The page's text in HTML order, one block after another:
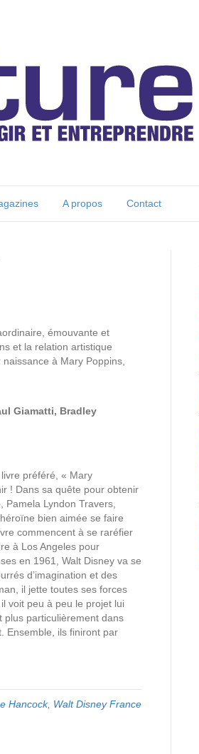
A propos Contact
émouvante et
et la relation artistique
à Mary Poppins,
Giamatti, Bradley
préféré, « Mary
! Dans sa quête pour obtenir
Pamela Lyndon Travers,
bien aimée se faire
commencent à se raréfier
à Los Angeles pour
en 1961, Walt Disney va se
d’imagination et des
il jette toutes ses forces
voit peu à peu le projet lui
plus particulièrement dans
Ensemble, ils finiront par
Hancock, Walt Disney France